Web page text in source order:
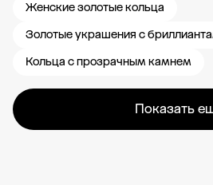
Женские золотые кольца
Золотые украшения с
Кольца с прозрачным камнем
Показать